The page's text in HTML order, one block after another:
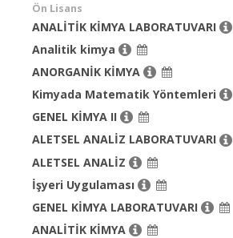
Ön Lisans
ANALİTİK KİMYA LABORATUVARI
Analitik kimya
ANORGANİK KİMYA
Kimyada Matematik Yöntemleri
GENEL KİMYA II
ALETSEL ANALİZ LABORATUVARI
ALETSEL ANALİZ
İşyeri Uygulaması
GENEL KİMYA LABORATUVARI
ANALİTİK KİMYA